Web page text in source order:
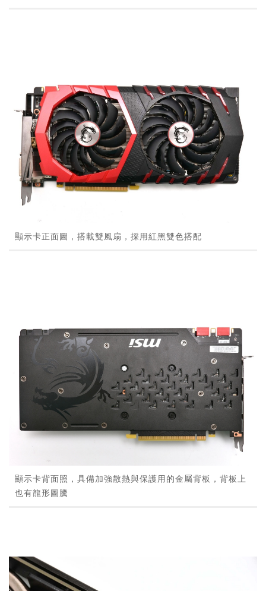
顯示卡正面圖，搭載雙風扇，採用紅黑雙色搭配
顯示卡背面照，具備加強散熱與保護用的金屬背板，背板上
也有龍形圖騰